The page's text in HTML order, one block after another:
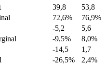
39,8
53,8
72,6%
76,9%
-5,2
5,6
-9,5%
8,0%
-14,5
1,7
-26,5% 2,4%